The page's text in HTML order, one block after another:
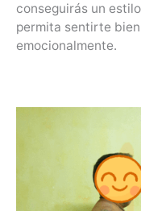
conseguirás un
permita sentirte
emocionalmente.